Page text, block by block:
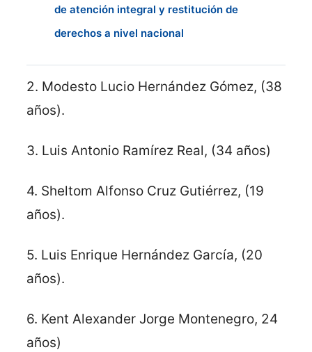
de atención integral y restitución de
derechos a nivel nacional
2. Modesto Lucio Hernández Gómez, (38
años).
3. Luis Antonio Ramírez Real, (34 años)
4. Sheltom Alfonso Cruz Gutiérrez, (19
años).
5. Luis Enrique Hernández García, (20
años).
6. Kent Alexander Jorge Montenegro, 24
años)